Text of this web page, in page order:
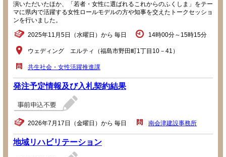
演いただいたほか、「若者・女性に選ばれるこれからのふくしま」をテー
マに県内で活躍する女性ロールモデルの方や知事を交えたトークセッショ
ンを行いました。
2025年11月5日（水曜日）から 毎日 14時00分～15時15分
ウェディング エルティ（福島市野田町1丁目10－41）
共生社会・女性活躍推進課
発注予定情報及び入札契約結果
2026年7月17日（金曜日）から 毎日 南会津建設事務所
地域リハビリテーション